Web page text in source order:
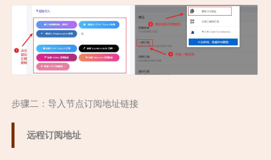
步骤二：导入节点订阅地址链接
远程订阅地址